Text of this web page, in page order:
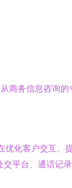
商务信息咨询
化客户交互、
平台、通话记